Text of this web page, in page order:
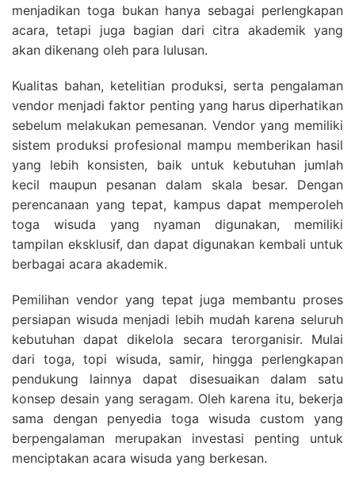
menjadikan toga bukan hanya sebagai perlengkapan
acara, tetapi juga bagian dari citra akademik yang
akan dikenang oleh para lulusan.
Kualitas bahan, ketelitian produksi, serta pengalaman
vendor menjadi faktor penting yang harus diperhatikan
sebelum melakukan pemesanan. Vendor yang memiliki
sistem produksi profesional mampu memberikan hasil
yang lebih konsisten, baik untuk kebutuhan jumlah
kecil maupun pesanan dalam skala besar. Dengan
perencanaan yang tepat, kampus dapat memperoleh
toga wisuda yang nyaman digunakan, memiliki
tampilan eksklusif, dan dapat digunakan kembali untuk
berbagai acara akademik.
Pemilihan vendor yang tepat juga membantu proses
persiapan wisuda menjadi lebih mudah karena seluruh
kebutuhan dapat dikelola secara terorganisir. Mulai
dari toga, topi wisuda, samir, hingga perlengkapan
pendukung lainnya dapat disesuaikan dalam satu
konsep desain yang seragam. Oleh karena itu, bekerja
sama dengan penyedia toga wisuda custom yang
berpengalaman merupakan investasi penting untuk
menciptakan acara wisuda yang berkesan.